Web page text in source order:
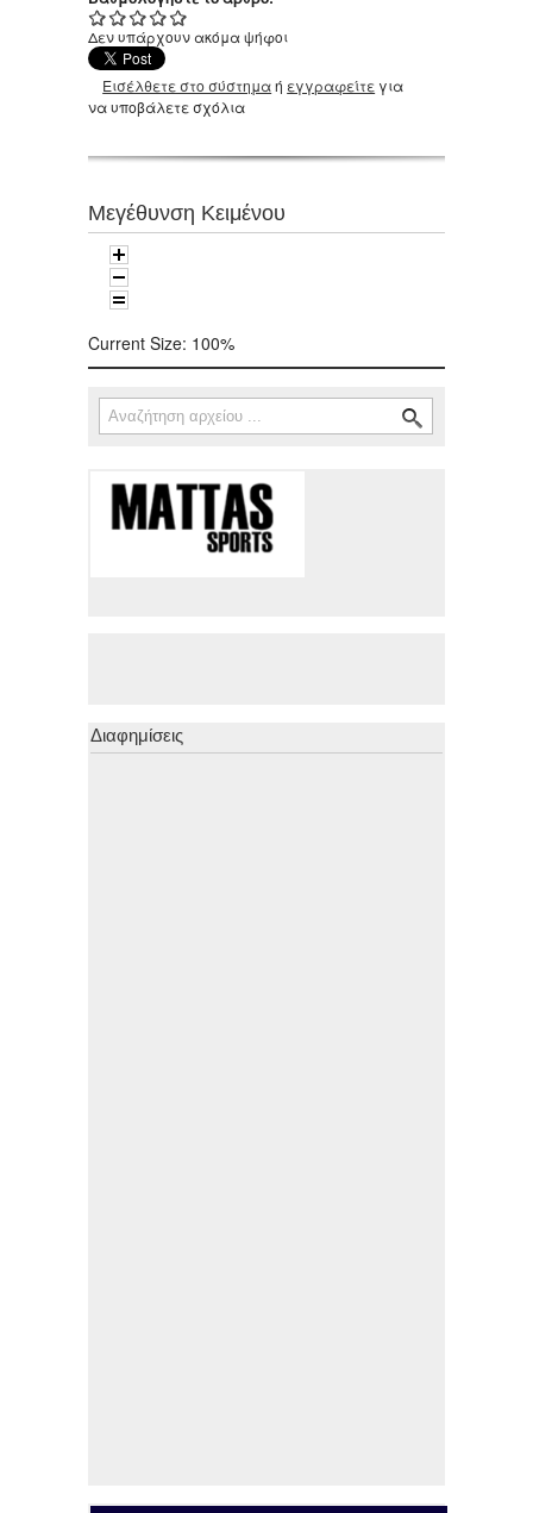
Δεν υπάρχουν ακόμα ψήφοι
Εισέλθετε στο σύστημαή εγγραφείτε για
να υποβάλετε σχόλια
Μεγέθυνση Κειμένου
Current Size: 100%
Φόρμα αναζήτησης
Αναζήτηση
Διαφημίσεις